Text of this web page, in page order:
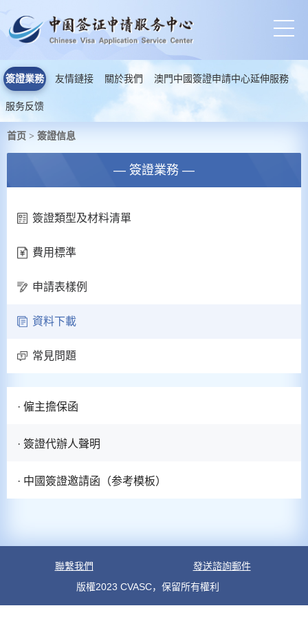
簽證業務 友情鏈接 關於我們 澳門中國簽證申請中心延伸服務
服务反馈
首页 > 簽證信息
— 簽證業務 —
簽證類型及材料清單
費用標準
申請表樣例
資料下載
常見問題
· 僱主擔保函
· 簽證代辦人聲明
· 中國簽證邀請函（参考模板）
聯繫我們
發送諮詢郵件
版權2023 CVASC，保留所有權利